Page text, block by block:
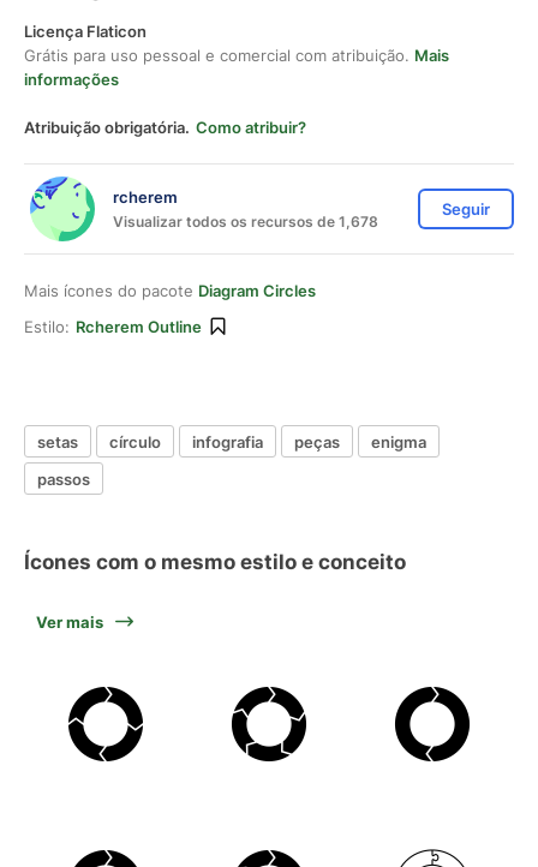
Licença Flaticon
Grátis para uso pessoal e comercial com atribuição. Mais
informações
Atribuição obrigatória. Como atribuir?
rcherem
Visualizar todos os recursos de 1,678
Seguir
Mais ícones do pacote Diagram Circles
Estilo: Rcherem Outline
setas círculo infografia peças
enigma
passos
Ícones com o mesmo estilo e conceito
Ver mais